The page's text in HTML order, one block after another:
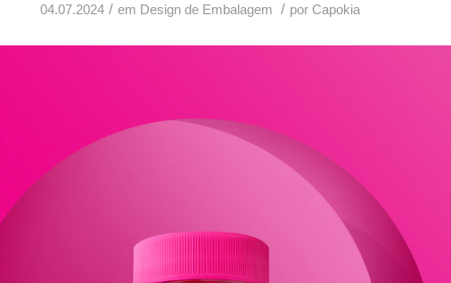
04.07.2024 / em Design de Embalagem / por Capokia